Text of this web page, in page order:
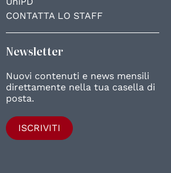
CONTATTA LO STAFF
Newsletter
Nuovi contenuti e news mensili
direttamente nella tua casella di
posta.
ISCRIVITI